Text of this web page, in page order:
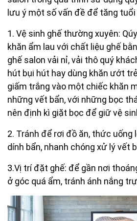
lưu ý một số vấn đề để tăng tuổi
1. Vệ sinh ghế thường xuyên:
khăn ẩm lau với chất liệu ghế
ghế salon vải nỉ, vải thô quý
hút bụi hút hay dùng khăn ướt
giấm trắng vào một chiếc khăn
những vết bẩn, với những bọc
nên định kì giặt bọc để giữ vệ
2. Tránh để rơi đồ ăn, thức uống
dính bẩn, nhanh chóng xử lý vết
3.Vị trí đặt ghế: để gần nơi
ở góc quá ẩm, tránh ánh nắng